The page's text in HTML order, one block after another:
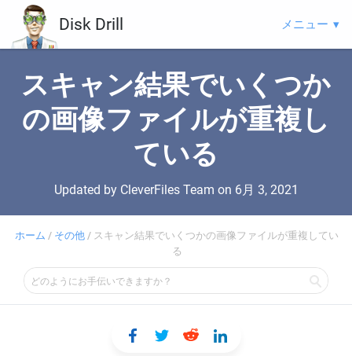
メニュー
Disk Drill
スキャン結果でいくつか
の画像ファイルが重複し
ている
Updated by CleverFiles Team on 6月 3, 2021
ホーム / その他 / スキャン結果でいくつかの画像ファイルが重複してい
る